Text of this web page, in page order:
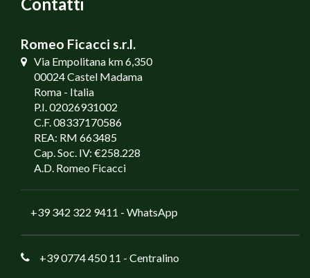
Romeo Ficacci s.r.l.
Via Empolitana km 6,350
00024 Castel Madama
Roma - Italia
P.I. 02026931002
C.F. 08337170586
REA: RM 663485
Cap. Soc. IV: €258.228
A.D. Romeo Ficacci
+39 342 322 9411 - WhatsApp
+39 0774 450 11 - Centralino